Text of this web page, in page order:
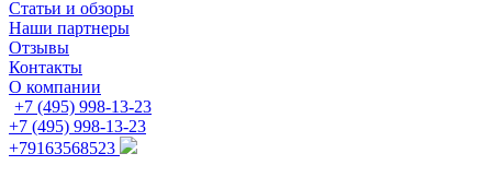
Статьи и обзоры
Наши партнеры
Отзывы
Контакты
О компании
+7 (495) 998-13-23
+7 (495) 998-13-23
+79163568523